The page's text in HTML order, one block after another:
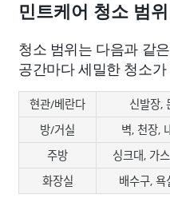
민트케어 청소 범
청소 범위는 다음과 같
공간마다 세밀한 청소
현관/베란다
신발장,
방/거실
벽, 천장,
주방
싱크대, 가
화장실
배수구,